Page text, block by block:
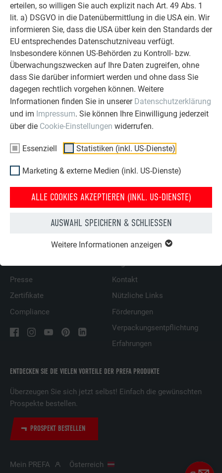
erteilen, so willigen Sie auch explizit nach Art. 49 Abs. 1
lit. a) DSGVO in die Datenübermittlung in die USA ein. Wir
informieren Sie, dass die USA über kein den Standards der
EU entsprechendes Datenschutzniveau verfügt.
Insbesondere können US-Behörden zu Kontroll- bzw.
Überwachungszwecken auf Ihre Daten zugreifen, ohne
dass Sie darüber informiert werden und ohne dass Sie
dagegen rechtlich vorgehen können. Weitere
Informationen finden Sie in unserer Datenschutzerklärung
und im Impressum. Sie können Ihre Einwilligung jederzeit
über die Cookie-Einstellungen widerrufen.
Essenziell Statistiken (inkl. US-Dienste)
Marketing & externe Medien (inkl. US-Dienste)
ALLE COOKIES AKZEPTIEREN (INKL. US-DIENSTE)
AUSWAHL SPEICHERN & SCHLIESSEN
Weitere Informationen anzeigen
Siding/Siding.X Schulungsvideos
WEITERLESEN
ENTDECKEN SIE DIE VIELEN VORTEILE DER PREFA PRODUKTE
Überzeugen Sie sich jetzt selbst! Einfach die gewünschten
Prospekte bestellen.
PROSPEKT BESTELLEN
Nachhaltigkeit
Presse
Zertifikate
Compliance
Prospekte bestellen
Kontakt
Nützliche Links
Förderungen
Verpackungsentpflichtung
Erfahrungen
Mein PREFA Österreich